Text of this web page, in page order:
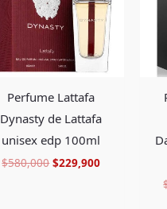
Perfume Lattafa
Dynasty de Lattafa
unisex edp 100ml
$580,000 $229,900